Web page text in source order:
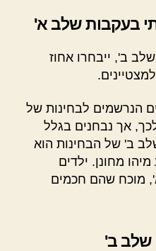
בעקבות שלב א'
ב', ייבחרו אחוז
הנרשמים לבחינות של
אך נבחנים בגלל
ב' של הבחינות הוא
מחונן. ילדים
מוכח שהם חכמים
שלב ב'